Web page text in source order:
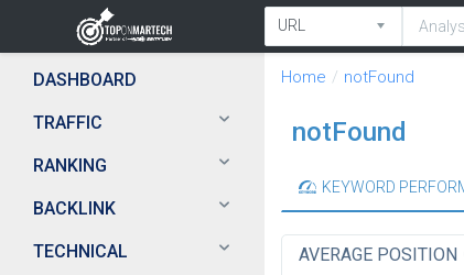
DASHBOARD
TRAFFIC
RANKING
BACKLINK
TECHNICAL
Home notFound
notFound
KEYWORD
AVERAGE POSITION